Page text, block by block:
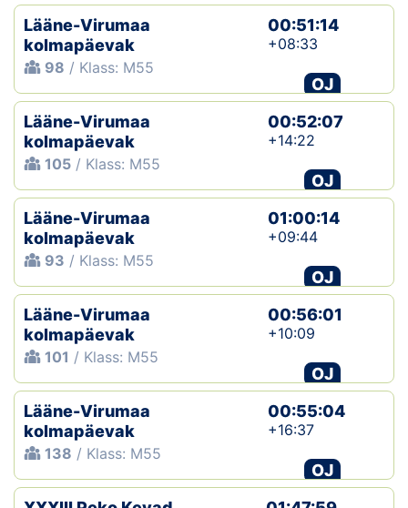
Lääne-Virumaa
kolmapäevak
98 / Klass: M55
00:51:14
+08:33
OJ
Lääne-Virumaa
kolmapäevak
105 / Klass: M55
00:52:07
+14:22
OJ
Lääne-Virumaa
kolmapäevak
93 / Klass: M55
01:00:14
+09:44
OJ
Lääne-Virumaa
kolmapäevak
101 / Klass: M55
00:56:01
+10:09
OJ
Lääne-Virumaa
kolmapäevak
138 / Klass: M55
00:55:04
+16:37
OJ